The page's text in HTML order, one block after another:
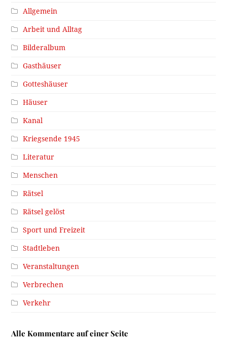
Allgemein
Arbeit und Alltag
Bilderalbum
Gasthäuser
Gotteshäuser
Häuser
Kanal
Kriegsende 1945
Literatur
Menschen
Rätsel
Rätsel gelöst
Sport und Freizeit
Stadtleben
Veranstaltungen
Verbrechen
Verkehr
Alle Kommentare auf einer Seite